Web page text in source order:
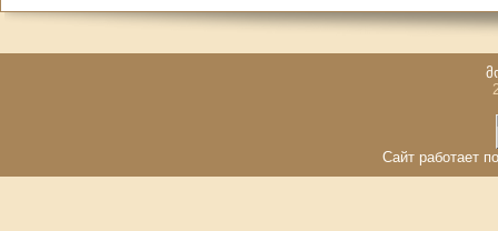
Сайт работает